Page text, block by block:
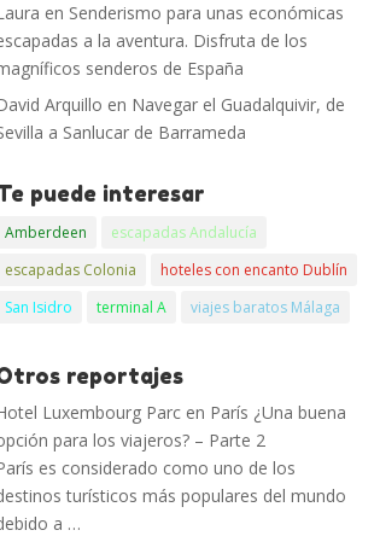
en Senderismo para unas económicas
a la aventura. Disfruta de los
senderos de España
Arquillo en Navegar el Guadalquivir, de
a Sanlucar de Barrameda
puede interesar
Amberdeen
escapadas Andalucía
escapadas Colonia
hoteles con encanto Dublín
San Isidro
terminal A viajes baratos Málaga
reportajes
Luxembourg Parc en París ¿Una buena
para los viajeros? – Parte 2
es considerado como uno de los
turísticos más populares del mundo
a …